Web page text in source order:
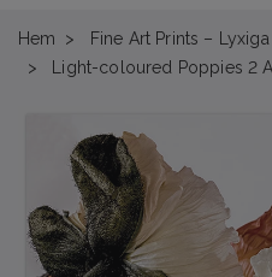
Hem
Fine Art Prints –
Light-coloured Poppies 2